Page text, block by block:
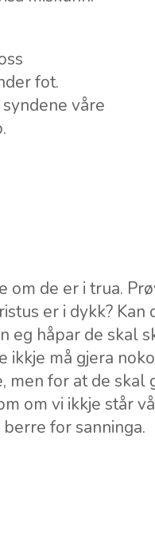
fot.
våre
om de er i trua.
er i dykk?
eg håpar de skal
ikkje må gjera
men for at de skal
om vi ikkje står
for sanninga.